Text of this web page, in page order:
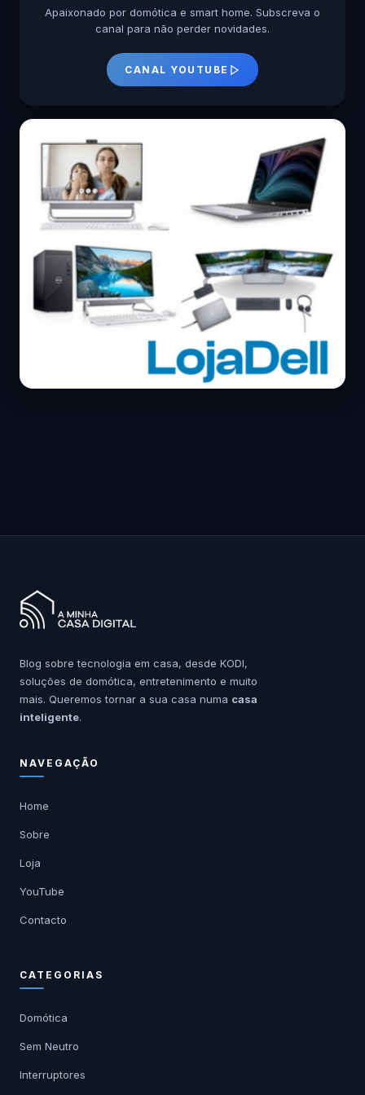
Apaixonado por domótica e smart home. Subscreva o
canal para não perder novidades.
CANAL YOUTUBE
Blog sobre tecnologia em casa, desde KODI,
soluções de domótica, entretenimento e muito
mais. Queremos tornar a sua casa numa casa
inteligente.
NAVEGAÇÃO
Home
Sobre
Loja
YouTube
Contacto
CATEGORIAS
Domótica
Sem Neutro
Interruptores